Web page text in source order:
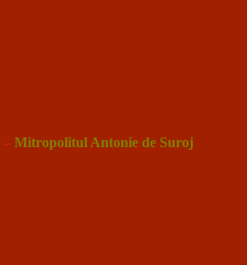
– Mitropolitul Antonie de Suroj